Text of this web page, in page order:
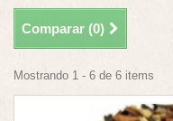
Comparar (0)
Mostrando 1 - 6 de 6 items